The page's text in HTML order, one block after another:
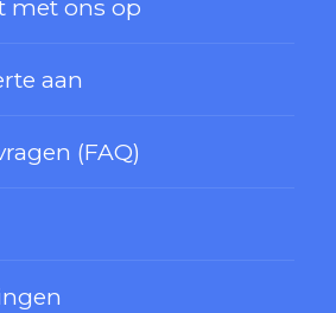
met ons op
aan
(FAQ)